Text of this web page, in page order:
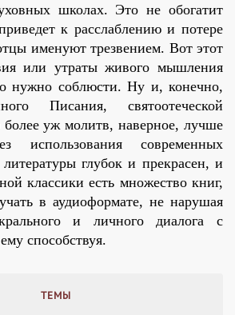
школах. Это не обогатит
к расслаблению и потере
именуют трезвением. Вот этот
или утраты живого мышления
нужно соблюсти. Ну и, конечно,
Писания, святоотеческой
уж молитв, наверное, лучше
использования современных
глубок и прекрасен, и
классики есть множество книг,
в аудиоформате, не нарушая
и личного диалога с
способствуя.
ТЕМЫ